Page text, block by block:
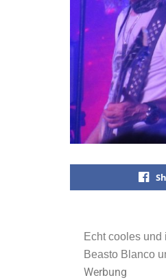
Echt cooles und
Beasto Blanco
Werbung